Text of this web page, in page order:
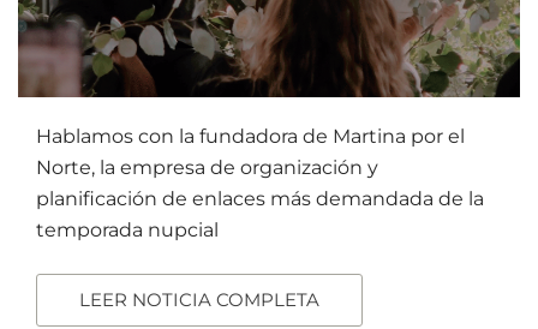
Hablamos con la fundadora de Martina por el
Norte, la empresa de organización y
planificación de enlaces más demandada de la
temporada nupcial
LEER NOTICIA COMPLETA